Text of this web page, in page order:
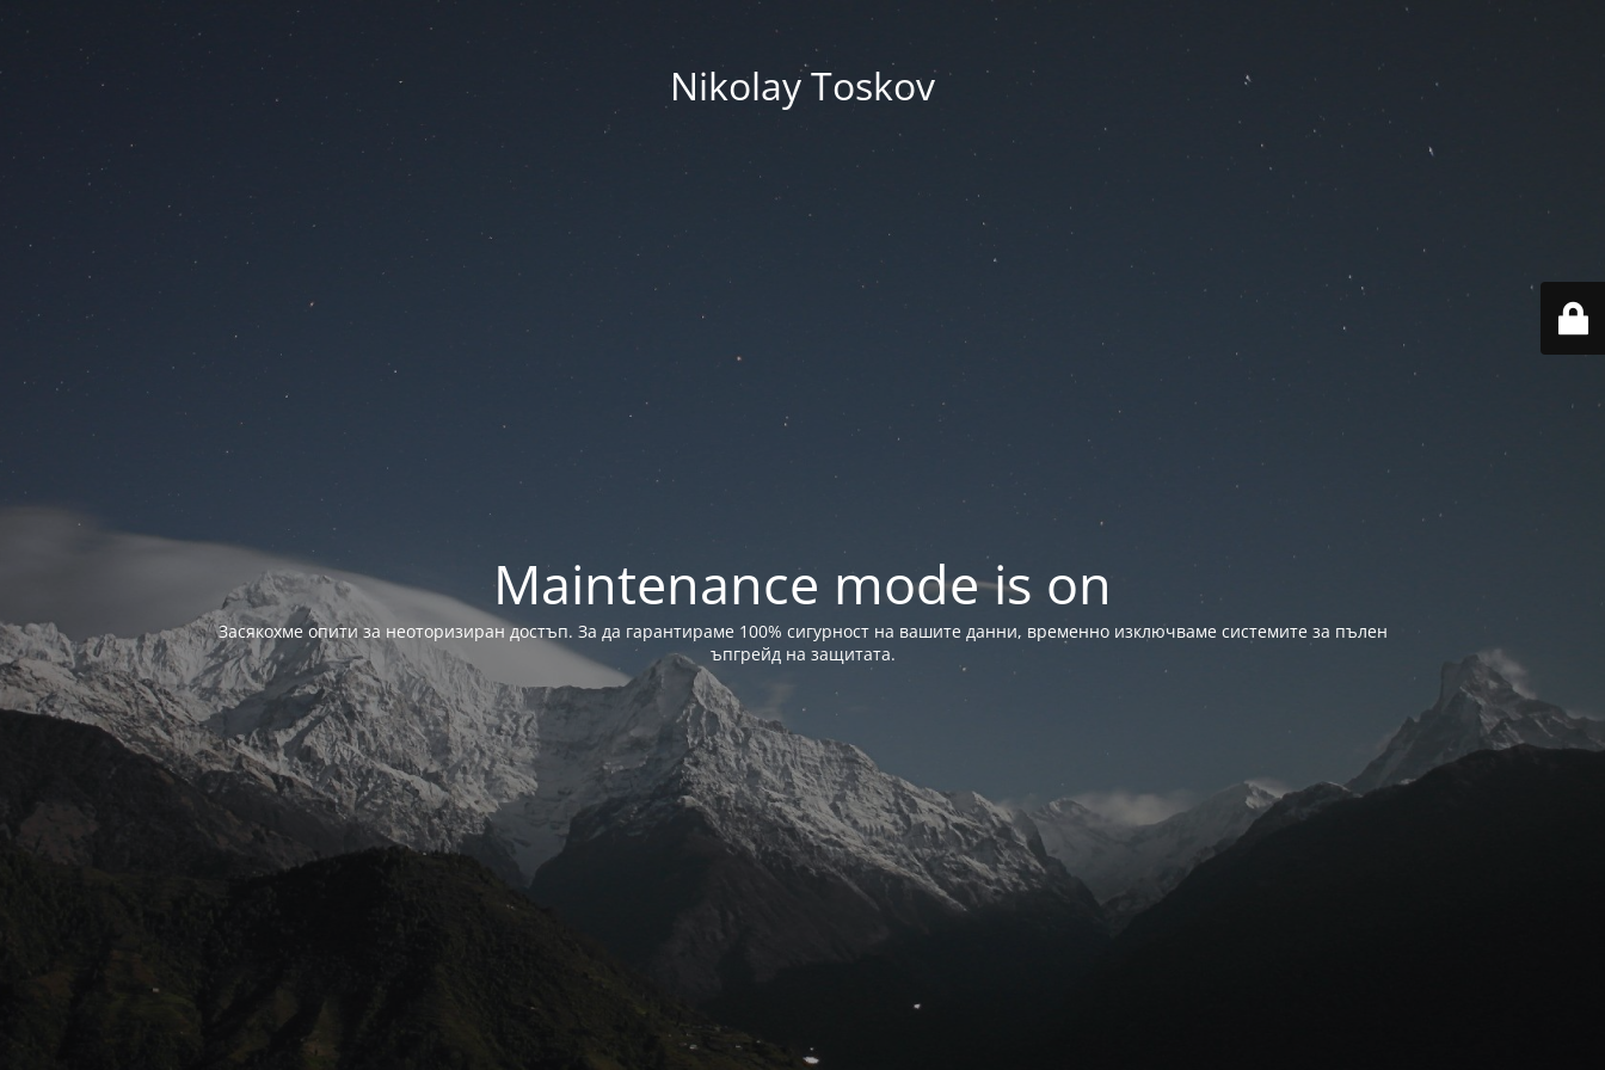
Nikolay Toskov
Maintenance mode is on
Засякохме опити за неоторизиран достъп. За да гарантираме 100% сигурност на вашите данни, временно изключваме системите за пълен
ъпгрейд на защитата.